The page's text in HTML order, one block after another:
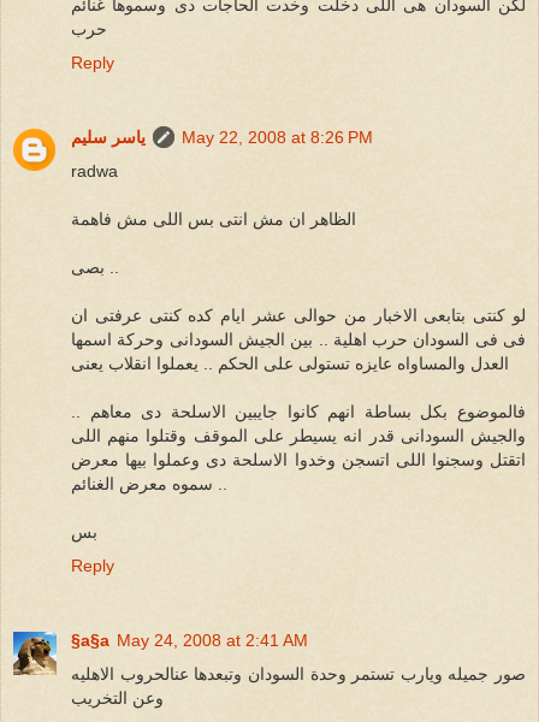
لكن السودان هى اللى دخلت وخدت الحاجات دى وسموها غنائم
حرب
Reply
ياسر سليم
May 22, 2008 at 8:26 PM
radwa
الظاهر ان مش انتى بس اللى مش فاهمة
لو كنتى بتابعى الاخبار من حوالى عشر ايام كده كنتى عرفتى ان
فى فى السودان حرب اهلية .. بين الجيش السودانى وحركة اسمها
العدل والمساواه عايزه تستولى على الحكم .. يعملوا انقلاب يعنى
فالموضوع بكل بساطة انهم كانوا جايبين الاسلحة دى معاهم ..
والجيش السودانى قدر انه يسيطر على الموقف وقتلوا منهم اللى
اتقتل وسجنوا اللى اتسجن وخدوا الاسلحة دى وعملوا بيها معرض
.. سموه معرض الغنائم
بس
Reply
§a§a May 24, 2008 at 2:41 AM
صور جميله ويارب تستمر وحدة السودان وتبعدها عنالحروب الاهليه
وعن التخريب